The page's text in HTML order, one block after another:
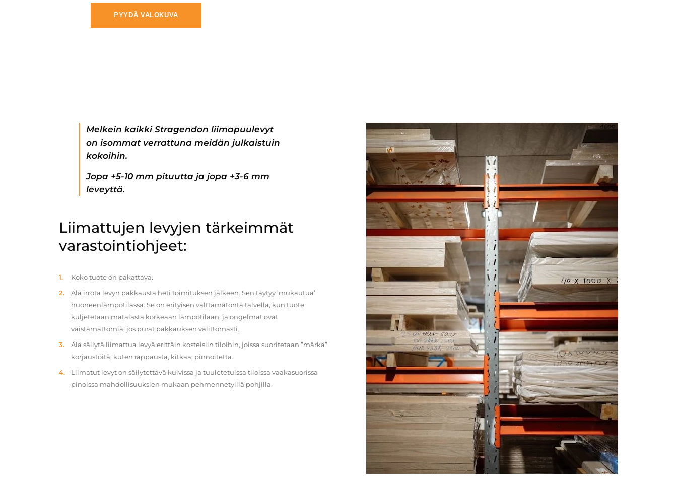
PYYDÄ VALOKUVA
Melkein kaikki Stragendon liimapuulevyt
on isommat verrattuna meidän julkaistuin
kokoihin.
Jopa +5-10 mm pituutta ja jopa +3-6 mm
leveyttä.
Liimattujen levyjen tärkeimmät
varastointiohjeet:
Koko tuote on pakattava.
Älä irrota levyn pakkausta heti toimituksen jälkeen. Sen täytyy ‘mukautua’
huoneenlämpötilassa. Se on erityisen välttämätöntä talvella, kun tuote
kuljetetaan matalasta korkeaan lämpötilaan, ja ongelmat ovat
väistämättömiä, jos purat pakkauksen välittömästi.
Älä säilytä liimattua levyä erittäin kosteisiin tiloihin, joissa suoritetaan ”märkä”
korjaustöitä, kuten rappausta, kitkaa, pinnoitetta.
Liimatut levyt on säilytettävä kuivissa ja tuuletetuissa tiloissa vaakasuorissa
pinoissa mahdollisuuksien mukaan pehmennetyillä pohjilla.